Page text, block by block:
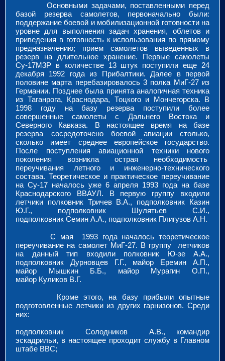
Основными задачами, поставленными перед
базой резерва самолетов, первоначально были:
поддержание боевой и мобилизационной готовности на
уровне для выполнения задач хранения, облетов и
приведения в готовность к использования по прямому
предназначению; прием самолетов выведенных в
резерв на длительное хранение. Первые самолеты
Су-17М3Р в количестве 13 штук поступили еще 24
декабря 1992 года из Прибалтики. Далее в первой
половине марта перебазировалось 3 полка МиГ-27 из
Германии. Позднее была принята аналогичная техника
из Таганрога, Краснодара, Тоцкого и Мончегорска. В
1998 году на базу резерва поступили более
совершенные самолеты с Дальнего Востока и
Северного Кавказа. В настоящее время на базе
резерва сосредоточено боевой авиации столько,
сколько имеет среднее европейское государство.
После поступления авиационной техники нового
поколения возникла острая необходимость
переучивания летного и инженерно-технического
состава. Теоретическое и практическое переучивание
на Су-17 началось уже 6 апреля 1993 года на базе
Краснодарского ВВАУЛ. В первую группу входили
летчики полковник Тричев В.А., подполковник Казин
Ю.Г., подполковник Шулятьев С.И.,
подполковник Семин А.А., подполковник Плигузов А.Н.
С мая 1993 года началось теоретическое
переучивание на самолет МиГ-27. В группу летчиков
на данный тип входили полковник Ю-зе А.А.,
подполковник Дурновцев Г.Г., майор Еремин А.П.,
майор Мышкин Б.Б., майор Мурагин О.П.,
майор Куликов В.Г.
Кроме этого, на базу прибыли опытные
подготовленные летчики из других гарнизонов. Среди
них:
подполковник Солодников А.В., командир
эскадрильи, в настоящее проходит службу в Главном
штабе ВВС;